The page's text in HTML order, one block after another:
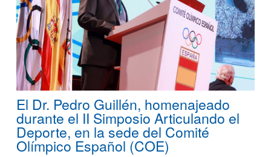
El Dr. Pedro Guillén, homenajeado
durante el II Simposio Articulando el
Deporte, en la sede del Comité
Olímpico Español (COE)